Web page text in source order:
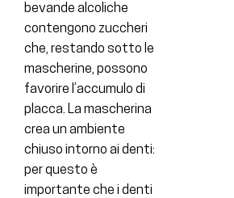
bevande alcoliche
contengono zuccheri
che, restando sotto le
mascherine, possono
favorire l’accumulo di
placca. La mascherina
crea un ambiente
chiuso intorno ai denti:
per questo è
importante che i denti